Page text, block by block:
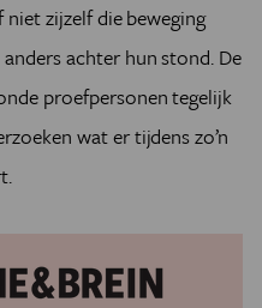
zijzelf die beweging
achter hun stond. De
proefpersonen tegelijk
wat er tijdens zo’n